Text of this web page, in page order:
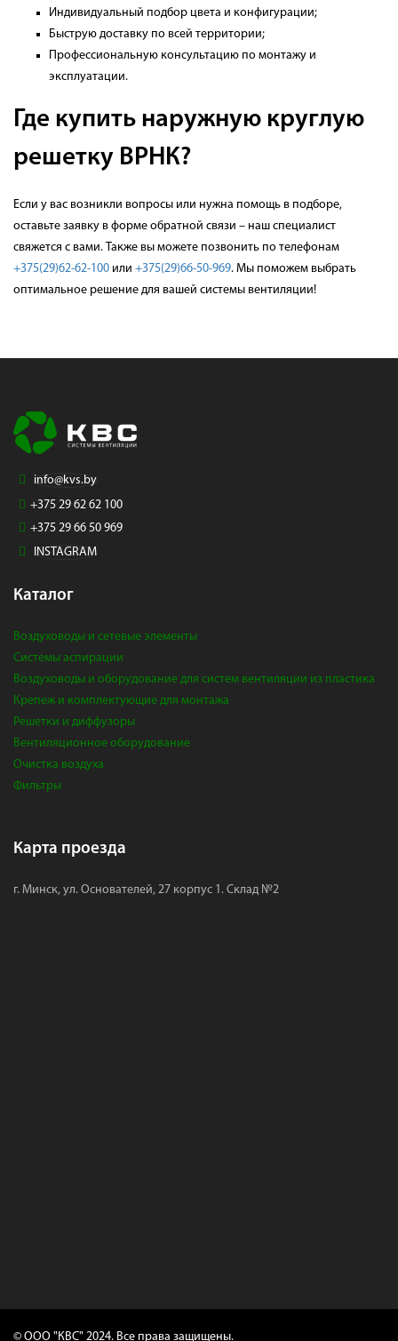
Индивидуальный подбор цвета и конфигурации;
Быструю доставку по всей территории;
Профессиональную консультацию по монтажу и
эксплуатации.
Где купить наружную круглую
решетку ВРНК?
Если у вас возникли вопросы или нужна помощь в подборе,
оставьте заявку в форме обратной связи – наш специалист
свяжется с вами. Также вы можете позвонить по телефонам
+375(29)62-62-100 или +375(29)66-50-969. Мы поможем выбрать
оптимальное решение для вашей системы вентиляции!
info@kvs.by
+375 29 62 62 100
+375 29 66 50 969
INSTAGRAM
Каталог
Воздуховоды и сетевые элементы
Системы аспирации
Воздуховоды и оборудование для систем вентиляции из пластика
Крепеж и комплектующие для монтажа
Решетки и диффузоры
Вентиляционное оборудование
Очистка воздуха
Фильтры
Карта проезда
г. Минск, ул. Основателей, 27 корпус 1. Склад №2
© ООО "КВС" 2024. Все права защищены.